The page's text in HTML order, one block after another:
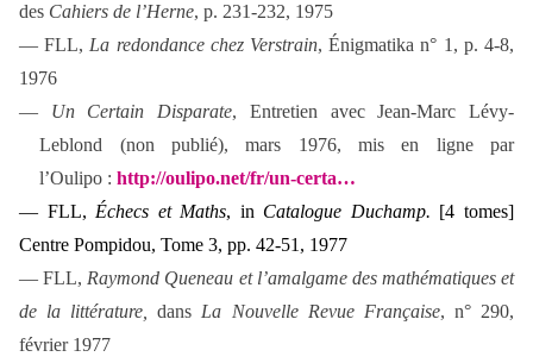
des Cahiers de l’Herne, p. 231-232, 1975
— FLL, La redondance chez Verstrain,Énigmatika n° 1, p. 4-8,
1976
— Un Certain Disparate, Entretien avec Jean-Marc Lévy-
Leblond (non publié), mars 1976, mis en ligne par
l’Oulipo :http://oulipo.net/fr/un-certa…
— FLL, Échecs et Maths, in Catalogue Duchamp. [4 tomes]
Centre Pompidou, Tome 3, pp. 42-51, 1977
— FLL, Raymond Queneau et l’amalgame des mathématiques et
de la littérature,
dans La Nouvelle Revue Française, n° 290,
février 1977